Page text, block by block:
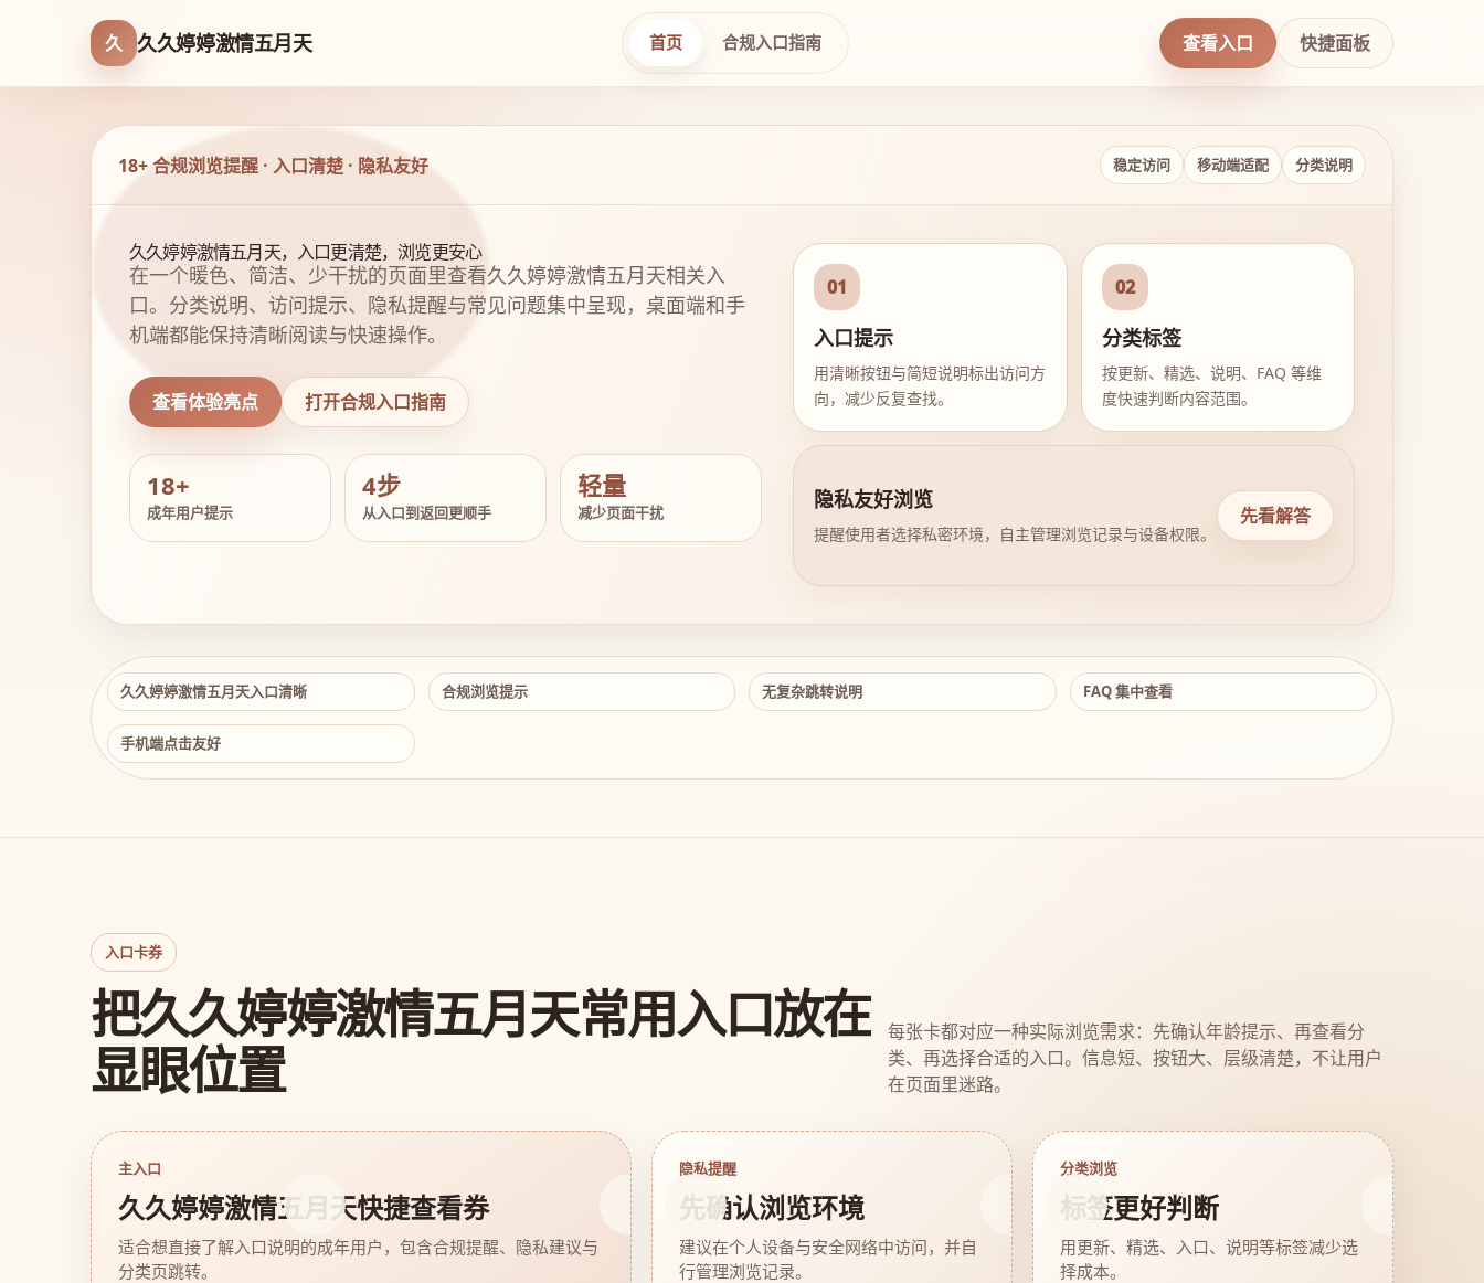
久 久久婷婷激情五月天 首页 合规入口指南 查看入口 快捷面板
18+ 合规浏览提醒 · 入口清楚 · 隐私友好 稳定访问 移动端适配 分类说明
久久婷婷激情五月天，入口更清楚，浏览更安心
在一个暖色、简洁、少干扰的页面里查看久久婷婷激情五月天相关入
口。分类说明、访问提示、隐私提醒与常见问题集中呈现，桌面端和手
机端都能保持清晰阅读与快速操作。
查看体验亮点 打开合规入口指南
18+
成年用户提示
4步
从入口到返回更顺手
轻量
减少页面干扰
01
入口提示
用清晰按钮与简短说明标出访问方
向，减少反复查找。
02
分类标签
按更新、精选、说明、FAQ 等维
度快速判断内容范围。
隐私友好浏览
提醒使用者选择私密环境，自主管理浏览记录与设备权限。
先看解答
久久婷婷激情五月天入口清晰 合规浏览提示 无复杂跳转说明 FAQ 集中查看
手机端点击友好
入口卡券
把久久婷婷激情五月天常用入口放在
显眼位置
每张卡都对应一种实际浏览需求：先确认年龄提示、再查看分
类、再选择合适的入口。信息短、按钮大、层级清楚，不让用户
在页面里迷路。
主入口
久久婷婷激情五月天快捷查看券
适合想直接了解入口说明的成年用户，包含合规提醒、隐私建议与
分类页跳转。
隐私提醒
先确认浏览环境
建议在个人设备与安全网络中访问，并自
行管理浏览记录。
分类浏览
标签更好判断
用更新、精选、入口、说明等标签减少选
择成本。